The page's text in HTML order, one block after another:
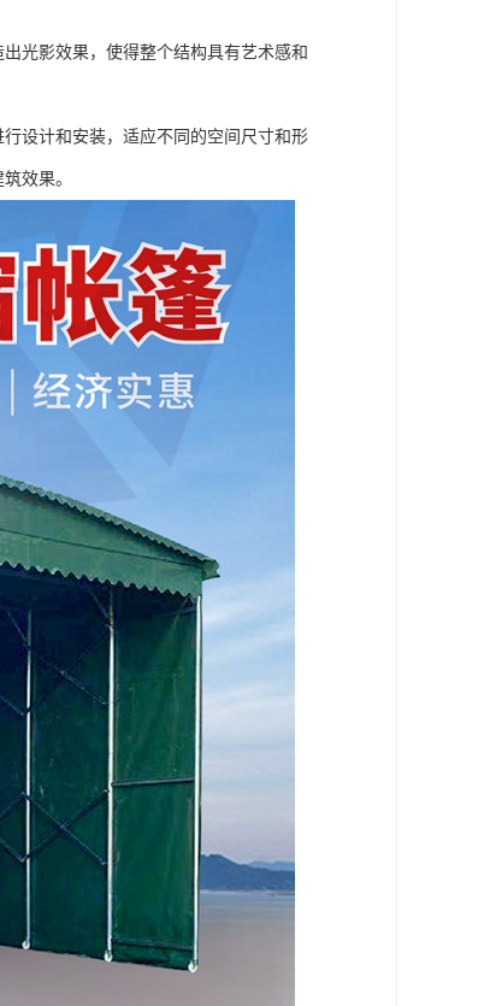
光影效果，使得整个结构具有艺术感和
设计和安装，适应不同的空间尺寸和形
效果。